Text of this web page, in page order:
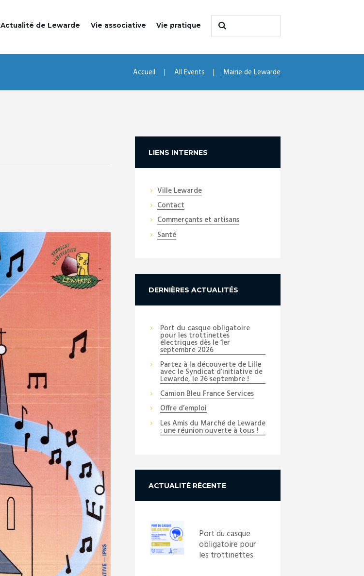
Actualité de Lewarde Vie associative Vie pratique
Accueil All Events Mairie de Lewarde
LIENS INTERNES
Ville Lewarde
Contact
Commerçants et artisans
Santé
DERNIÈRES ACTUALITÉS
Port du casque obligatoire
pour les trottinettes
électriques dès le 1er
septembre 2026
Partez à la découverte de Lille
avec le Syndicat d’initiative de
Lewarde, le 26 septembre !
Camion Bleu France Services
Offre d’emploi
Les Amis du Marché de Lewarde
: une réunion ouverte à tous !
ACTUALITÉ RÉCENTE
Port du casque
obligatoire pour
les trottinettes